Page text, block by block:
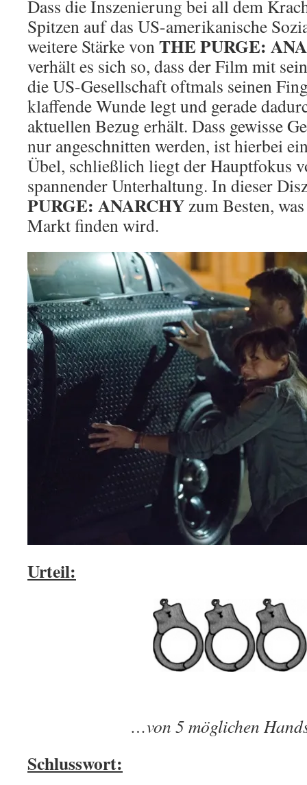
Dass die Inszenierung bei all dem
Spitzen auf das US-amerikanische
weitere Stärke vonTHE PURGE:
verhält es sich so, dass der Film mit
die US-Gesellschaft oftmals seinen
klaffende Wunde legt und gerade
aktuellen Bezug erhält. Dass gewisse
nur angeschnitten werden, ist hierbei
Übel, schließlich liegt der Hauptfokus
spannender Unterhaltung. In dieser
PURGE: ANARCHYzum Besten,
Markt finden wird.
Urteil:
…von 5 möglichen
Schlusswort: